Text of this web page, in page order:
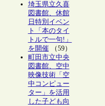
埼玉県立久喜
図書館、休館
日特別イベン
ト「本のタイ
トルで一句!」
を開催（59）
町田市立中央
図書館、空中
映像技術「空
中コンピュー
ター」を活用
した子ども向